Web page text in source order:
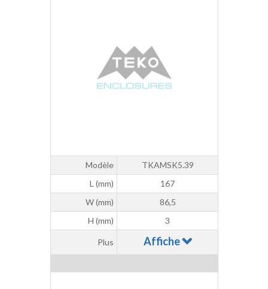
Modèle
TKAMSK5.39
L (mm)
167
W (mm)
86,5
H (mm)
3
Plus Affiche